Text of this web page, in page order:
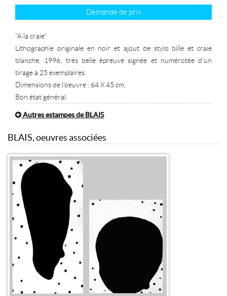
Demande de prix
"A la craie"
Lithographie originale en noir et ajout de stylo bille et craie
blanche, 1996, très belle épreuve signée et numérotée d'un
tirage à 25 exemplaires.
Dimensions de l'oeuvre : 64 X 45 cm.
Bon état général.
Autres estampes de BLAIS
BLAIS, oeuvres associées